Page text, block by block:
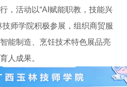
，活动以“AI赋能职教，技能兴
师学院积极参展，组织商贸服
能制造、烹饪技术特色展品亮
人成果。